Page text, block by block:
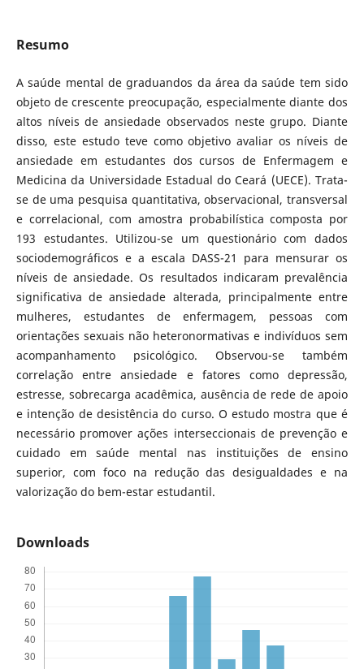
Resumo
A saúde mental de graduandos da área da saúde tem sido
objeto de crescente preocupação, especialmente diante dos
altos níveis de ansiedade observados neste grupo. Diante
disso, este estudo teve como objetivo avaliar os níveis de
ansiedade em estudantes dos cursos de Enfermagem e
Medicina da Universidade Estadual do Ceará (UECE). Trata-
se de uma pesquisa quantitativa, observacional, transversal
e correlacional, com amostra probabilística composta por
193 estudantes. Utilizou-se um questionário com dados
sociodemográficos e a escala DASS-21 para mensurar os
níveis de ansiedade. Os resultados indicaram prevalência
significativa de ansiedade alterada, principalmente entre
mulheres, estudantes de enfermagem, pessoas com
orientações sexuais não heteronormativas e indivíduos sem
acompanhamento psicológico. Observou-se também
correlação entre ansiedade e fatores como depressão,
estresse, sobrecarga acadêmica, ausência de rede de apoio
e intenção de desistência do curso. O estudo mostra que é
necessário promover ações interseccionais de prevenção e
cuidado em saúde mental nas instituições de ensino
superior, com foco na redução das desigualdades e na
valorização do bem-estar estudantil.
Downloads